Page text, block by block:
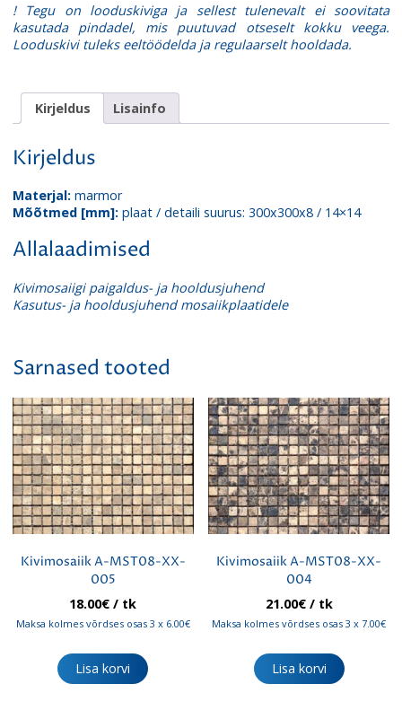
! Tegu on looduskiviga ja sellest tulenevalt ei soovitata
kasutada pindadel, mis puutuvad otseselt kokku veega.
Looduskivi tuleks eeltöödelda ja regulaarselt hooldada.
Kirjeldus Lisainfo
Kirjeldus
Materjal:marmor
Mõõtmed [mm]:plaat / detaili suurus: 300x300x8 / 14×14
Allalaadimised
Kivimosaiigi paigaldus- ja hooldusjuhend
Kasutus- ja hooldusjuhend mosaiikplaatidele
Sarnased tooted
Kivimosaiik A-MST08-XX-
005
18.00€ / tk
Maksa kolmes võrdses osas 3 x 6.00€
Lisa korvi
Kivimosaiik A-MST08-XX-
004
21.00€/ tk
Maksa kolmes võrdses osas 3 x 7.00€
Lisa korvi